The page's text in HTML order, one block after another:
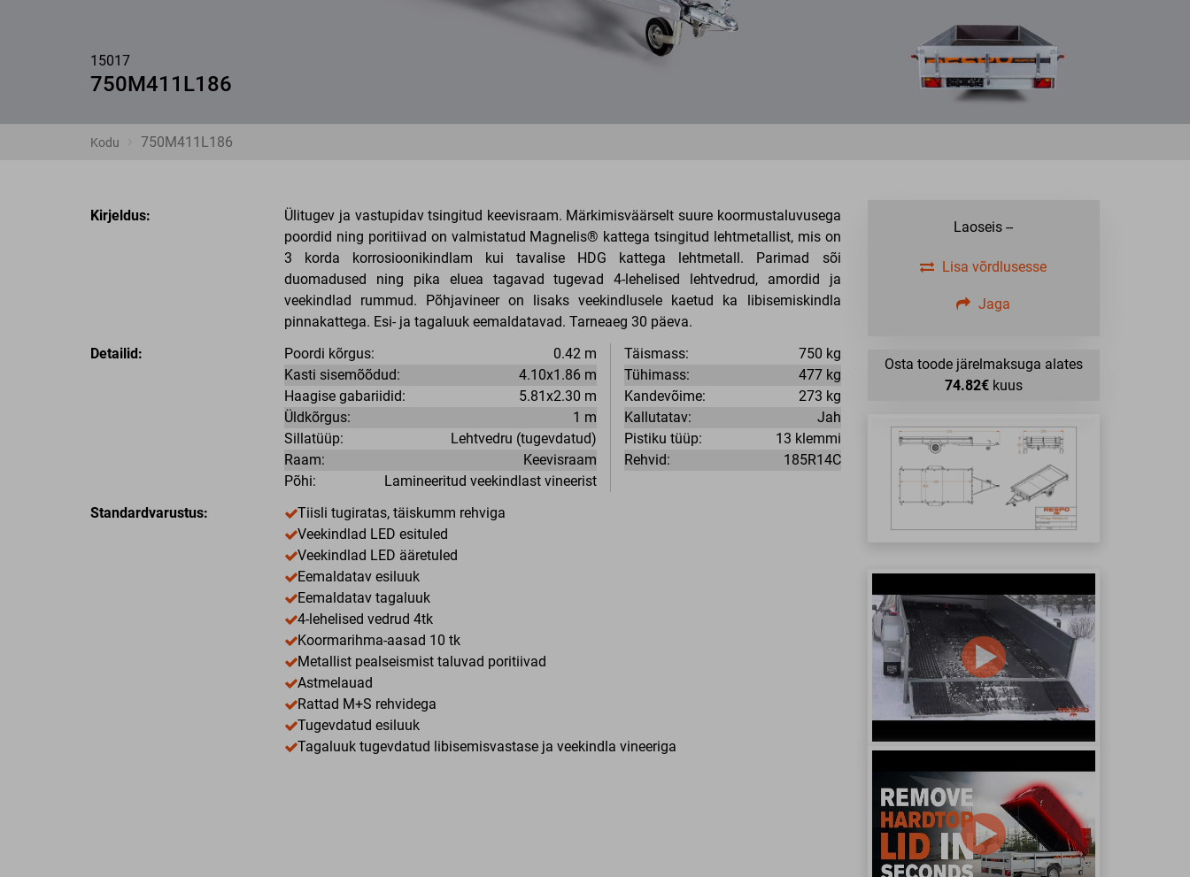
15017
750M411L186
Kodu 750M411L186
Kirjeldus:
Ülitugev ja vastupidav tsingitud keevisraam. Märkimisväärselt suure koormustaluvusega
poordid ning poritiivad on valmistatud Magnelis® kattega tsingitud lehtmetallist, mis on
3 korda korrosioonikindlam kui tavalise HDG kattega lehtmetall. Parimad sõi
duomadused ning pika eluea tagavad tugevad 4-lehelised lehtvedrud, amordid ja
veekindlad rummud. Põhjavineer on lisaks veekindlusele kaetud ka libisemiskindla
pinnakattega. Esi- ja tagaluuk eemaldatavad. Tarneaeg 30 päeva.
Detailid:
Poordi kõrgus:
0.42 m
Kasti sisemõõdud:
4.10x1.86 m
Haagise gabariidid:
5.81x2.30 m
Üldkõrgus:
1 m
Sillatüüp:
Lehtvedru (tugevdatud)
Raam:
Keevisraam
Põhi:
Lamineeritud veekindlast vineerist
Täismass:
750 kg
Tühimass:
477 kg
Kandevõime:
273 kg
Kallutatav:
Jah
Pistiku tüüp:
13 klemmi
Rehvid:
185R14C
Standardvarustus:
Tiisli tugiratas, täiskumm rehviga
Veekindlad LED esituled
Veekindlad LED ääretuled
Eemaldatav esiluuk
Eemaldatav tagaluuk
4-lehelised vedrud 4tk
Koormarihma-aasad 10 tk
Metallist pealseismist taluvad poritiivad
Astmelauad
Rattad M+S rehvidega
Tugevdatud esiluuk
Tagaluuk tugevdatud libisemisvastase ja veekindla vineeriga
Laoseis--
Lisa võrdlusesse
Jaga
Osta toode järelmaksuga alates
74.82€kuus